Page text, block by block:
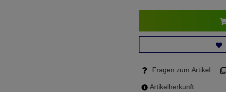
Fragen zum Artikel
Artikelherkunft